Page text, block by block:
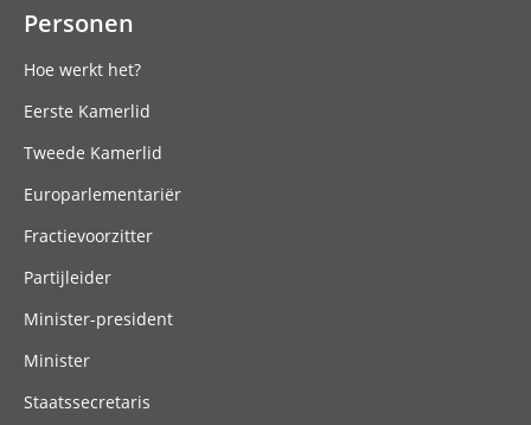
Personen
Hoe werkt het?
Eerste Kamerlid
Tweede Kamerlid
Europarlementariër
Fractievoorzitter
Partijleider
Minister-president
Minister
Staatssecretaris